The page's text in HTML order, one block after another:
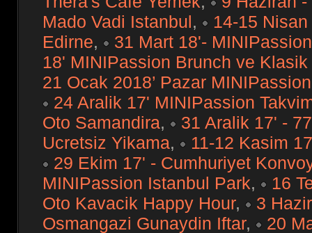
Mado Vadi Istanbul,
14-15
Edirne,
31 Mart 18'-
18' MINIPassion Brunch ve
21 Ocak 2018’ Pazar
24 Aralik 17' MINIPassion
Oto Samandira,
31 Aralik 17' -
Ucretsiz Yikama,
11-12 Kasim
29 Ekim 17' - Cumhuriyet
MINIPassion Istanbul Park,
16
Oto Kavacik Happy Hour,
3
Osmangazi Gunaydin Iftar, 20